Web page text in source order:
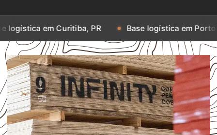
Curitiba, PR Base logística em Porto Alegre, RS